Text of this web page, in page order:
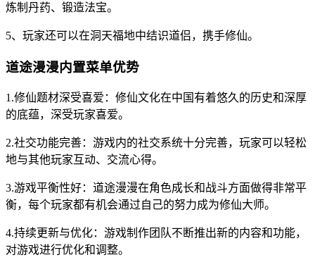
炼制丹药、锻造法宝。
5、玩家还可以在洞天福地中结识道侣，携手修仙。
道途漫漫内置菜单优势
1.修仙题材深受喜爱：修仙文化在中国有着悠久的历史和深厚
的底蕴，深受玩家喜爱。
2.社交功能完善：游戏内的社交系统十分完善，玩家可以轻松
地与其他玩家互动、交流心得。
3.游戏平衡性好：道途漫漫在角色成长和战斗方面做得非常平
衡，每个玩家都有机会通过自己的努力成为修仙大师。
4.持续更新与优化：游戏制作团队不断推出新的内容和功能，
对游戏进行优化和调整。